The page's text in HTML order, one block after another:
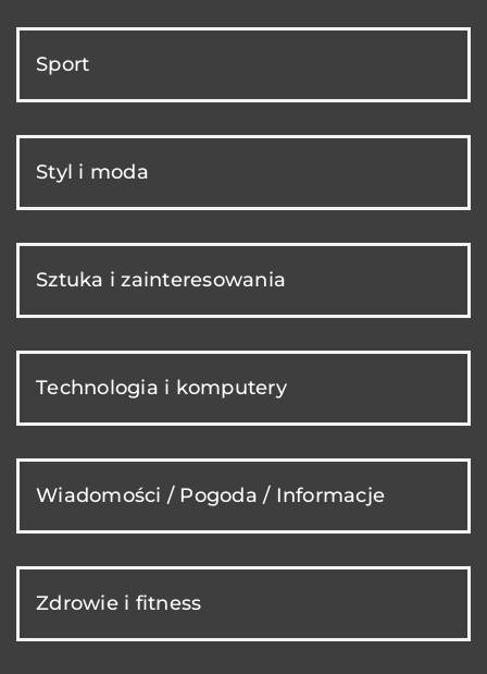
Sport
Styl i moda
Sztuka i zainteresowania
Technologia i komputery
Wiadomości / Pogoda / Informacje
Zdrowie i fitness